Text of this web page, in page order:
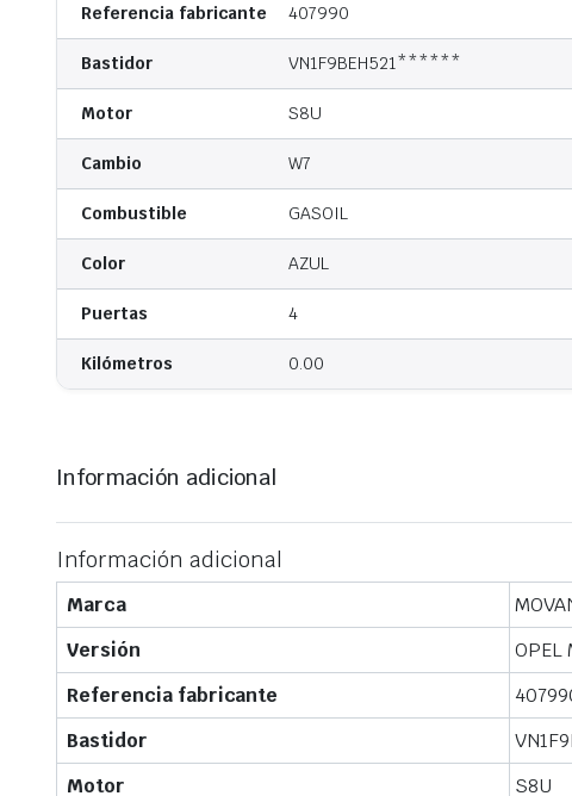
Referencia fabricante 407990
Bastidor VN1F9BEH521******
Motor S8U
Cambio W7
Combustible GASOIL
Color AZUL
Puertas 4
Kilómetros 0.00
Información adicional
Información adicional
Marca
Versión
OPEL
Referencia fabricante
Bastidor
Motor
S8U